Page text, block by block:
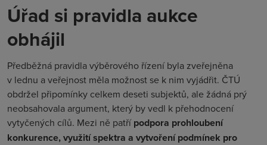
Úřad si pravidla aukce
obhájil
Předběžná pravidla výběrového řízení byla zveřejněna
v lednu a veřejnost měla možnost se k nim vyjádřit. ČTÚ
obdržel připomínky celkem deseti subjektů, ale žádná prý
neobsahovala argument, který by vedl k přehodnocení
vytyčených cílů. Mezi ně patří podpora prohloubení
konkurence, využití spektra a vytvoření podmínek pro